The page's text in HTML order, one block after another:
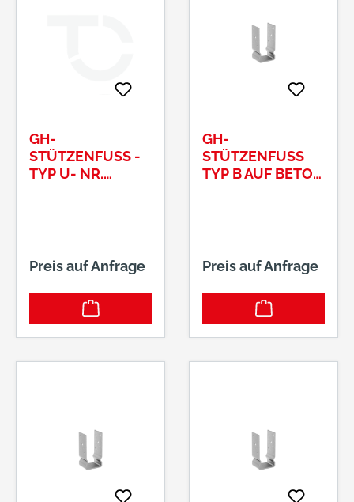
GH-
STÜTZENFUSS -T
YP U- NR. 1
Preis auf Anfrage
GH-
STÜTZENFUSS T
YP B AUF BETON 1
Preis auf Anfrage